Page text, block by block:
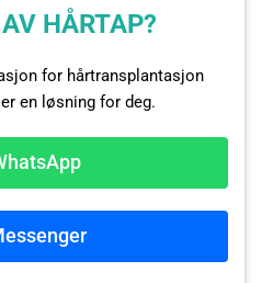
HÅRTAP?
for hårtransplantasjon
en løsning for deg.